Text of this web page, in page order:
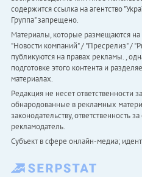
содержится ссылка на агентство
Группа" запрещено.
Материалы, которые размещаются на
"Новости компаний" / "Пресрелиз" /
публикуются на правах рекламы. ,
подготовке этого контента и
материалах.
Редакция не несет ответственности
обнародованные в рекламных
законодательству, ответственность
рекламодатель.
Субъект в сфере онлайн-медиа;